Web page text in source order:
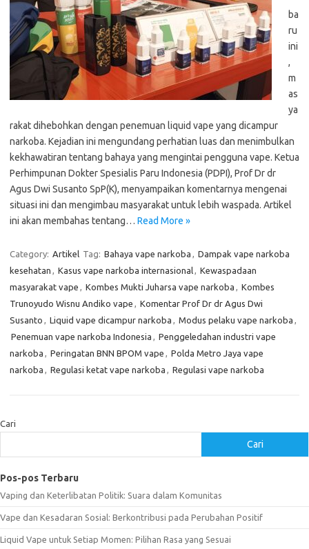
ba
ru
ini
,
m
as
ya
rakat dihebohkan dengan penemuan liquid vape yang dicampur
narkoba. Kejadian ini mengundang perhatian luas dan menimbulkan
kekhawatiran tentang bahaya yang mengintai pengguna vape. Ketua
Perhimpunan Dokter Spesialis Paru Indonesia (PDPI), Prof Dr dr
Agus Dwi Susanto SpP(K), menyampaikan komentarnya mengenai
situasi ini dan mengimbau masyarakat untuk lebih waspada. Artikel
ini akan membahas tentang… Read More »
Category: Artikel Tag: Bahaya vape narkoba , Dampak vape narkoba
kesehatan , Kasus vape narkoba internasional, Kewaspadaan
masyarakat vape , Kombes Mukti Juharsa vape narkoba , Kombes
Trunoyudo Wisnu Andiko vape , Komentar Prof Dr dr Agus Dwi
Susanto , Liquid vape dicampur narkoba , Modus pelaku vape narkoba ,
Penemuan vape narkoba Indonesia , Penggeledahan industri vape
narkoba , Peringatan BNN BPOM vape , Polda Metro Jaya vape
narkoba , Regulasi ketat vape narkoba , Regulasi vape narkoba
Cari
Cari
Pos-pos Terbaru
Vaping dan Keterlibatan Politik: Suara dalam Komunitas
Vape dan Kesadaran Sosial: Berkontribusi pada Perubahan Positif
Liquid Vape untuk Setiap Momen: Pilihan Rasa yang Sesuai